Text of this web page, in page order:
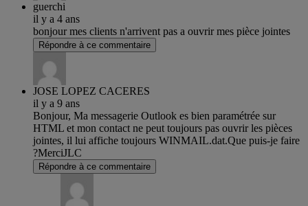
guerchi
il y a 4 ans
bonjour mes clients n'arrivent pas a ouvrir mes pièce jointes
Répondre à ce commentaire
JOSE LOPEZ CACERES
il y a 9 ans
Bonjour, Ma messagerie Outlook es bien paramétrée sur
HTML et mon contact ne peut toujours pas ouvrir les pièces
jointes, il lui affiche toujours WINMAIL.dat.Que puis-je faire
?MerciJLC
Répondre à ce commentaire